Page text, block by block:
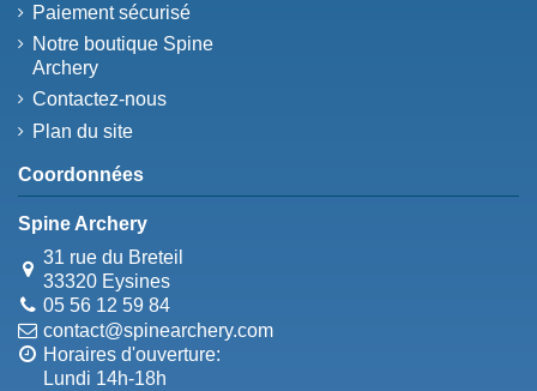
Paiement sécurisé
Notre boutique Spine
Archery
Contactez-nous
Plan du site
Coordonnées
Spine Archery
31 rue du Breteil
33320 Eysines
05 56 12 59 84
contact@spinearchery.com
Horaires d'ouverture:
Lundi 14h-18h